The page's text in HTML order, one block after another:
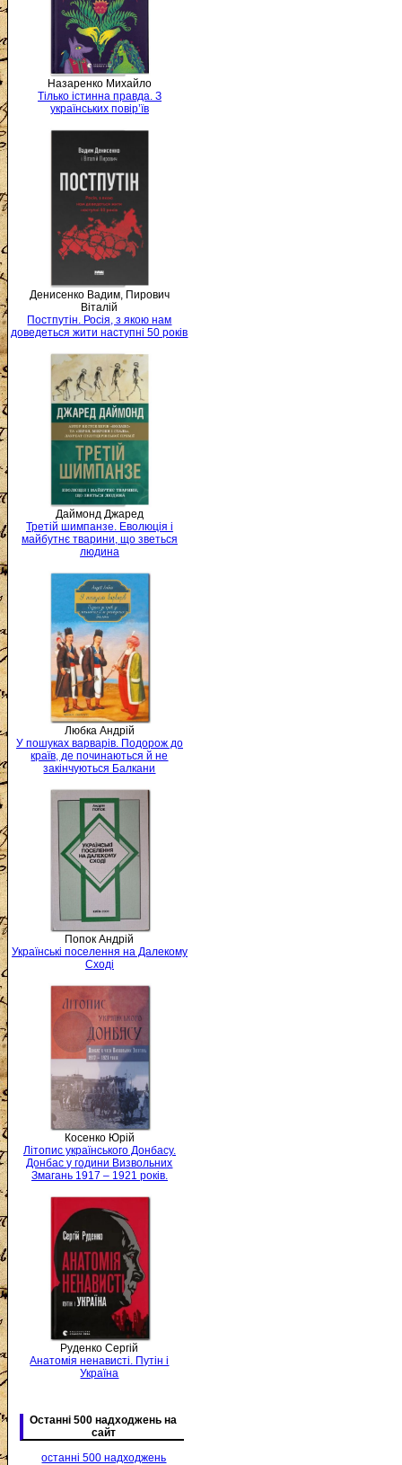
Назаренко Михайло
Тілько істинна правда. З
українських повір’їв
Денисенко Вадим, Пирович
Віталій
Постпутін. Росія, з якою нам
доведеться жити наступні 50 років
Даймонд Джаред
Третій шимпанзе. Еволюція і
майбутнє тварини, що зветься
людина
Любка Андрій
У пошуках варварів. Подорож до
країв, де починаються й не
закінчуються Балкани
Попок Андрій
Українські поселення на Далекому
Сході
Косенко Юрій
Літопис українського Донбасу.
Донбас у години Визвольних
Змагань 1917 – 1921 років.
Руденко Сергій
Анатомія ненависті. Путін і
Україна
Останні 500 надходжень на
сайт
останні 500 надходжень